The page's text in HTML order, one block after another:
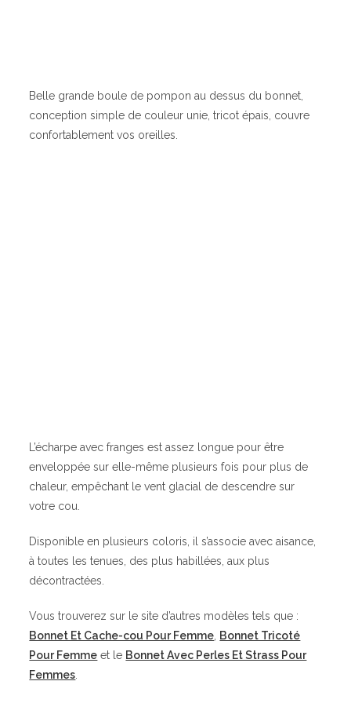
Belle grande boule de pompon au dessus du bonnet,
conception simple de couleur unie, tricot épais, couvre
confortablement vos oreilles.
L’écharpe avec franges est assez longue pour être
enveloppée sur elle-même plusieurs fois pour plus de
chaleur, empêchant le vent glacial de descendre sur
votre cou.
Disponible en plusieurs coloris, il s’associe avec aisance,
à toutes les tenues, des plus habillées, aux plus
décontractées.
Vous trouverez sur le site d’autres modèles tels que :
Bonnet Et Cache-cou Pour Femme Bonnet Tricoté
Pour Femme et le Bonnet Avec Perles Et Strass Pour
Femmes